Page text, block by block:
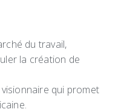
du travail,
la création de
qui promet